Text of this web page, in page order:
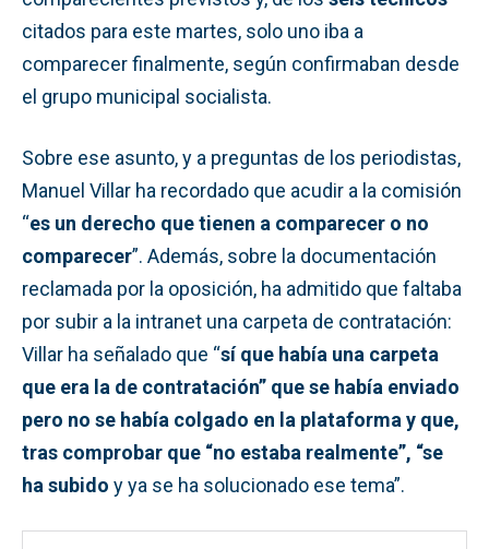
citados para este martes, solo uno iba a
comparecer finalmente, según confirmaban desde
el grupo municipal socialista.
Sobre ese asunto, y a preguntas de los periodistas,
Manuel Villar ha recordado que acudir a la comisión
“es un derecho que tienen a comparecer o no
comparecer”. Además, sobre la documentación
reclamada por la oposición, ha admitido que faltaba
por subir a la intranet una carpeta de contratación:
Villar ha señalado que “sí que había una carpeta
que era la de contratación” que se había enviado
pero no se había colgado en la plataforma y que,
tras comprobar que “no estaba realmente”, “se
ha subido y ya se ha solucionado ese tema”.